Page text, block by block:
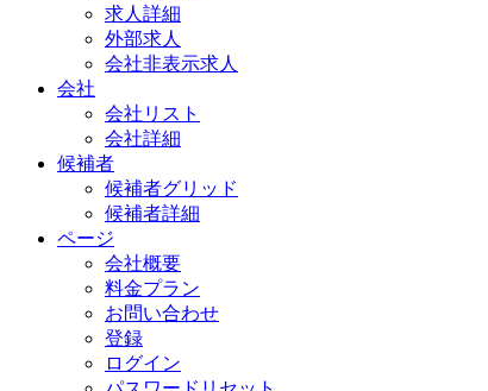
求人詳細
外部求人
会社非表示求人
会社
会社リスト
会社詳細
候補者
候補者グリッド
候補者詳細
ページ
会社概要
料金プラン
お問い合わせ
登録
ログイン